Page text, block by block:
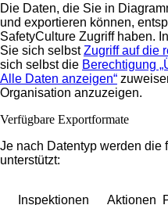
Die Daten, die Sie in
und exportieren können,
SafetyCulture Zugriff haben.
Sie sich selbst Zugriff auf die
sich selbst die Berechtigung
Alle Daten anzeigen“
Organisation anzuzeigen.
Verfügbare Exportformate
Je nach Datentyp werden die
unterstützt:
Inspektionen Aktionen